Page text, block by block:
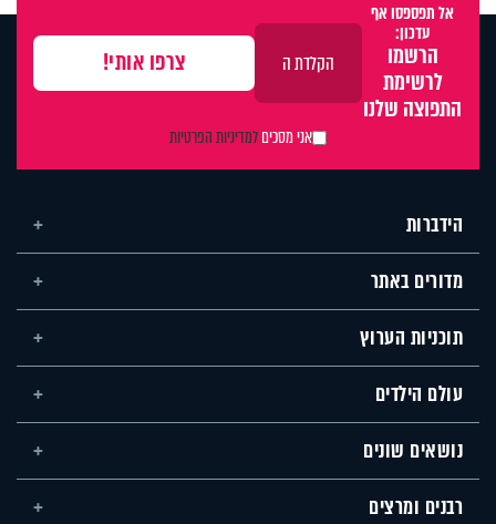
אל תפספסו אף
עדכון:
הרשמו
לרשימת
התפוצה שלנו
אני מסכיםלמדיניות הפרטיות
הידברות
מדורים באתר
תוכניות הערוץ
עולם הילדים
נושאים שונים
רבנים ומרצים